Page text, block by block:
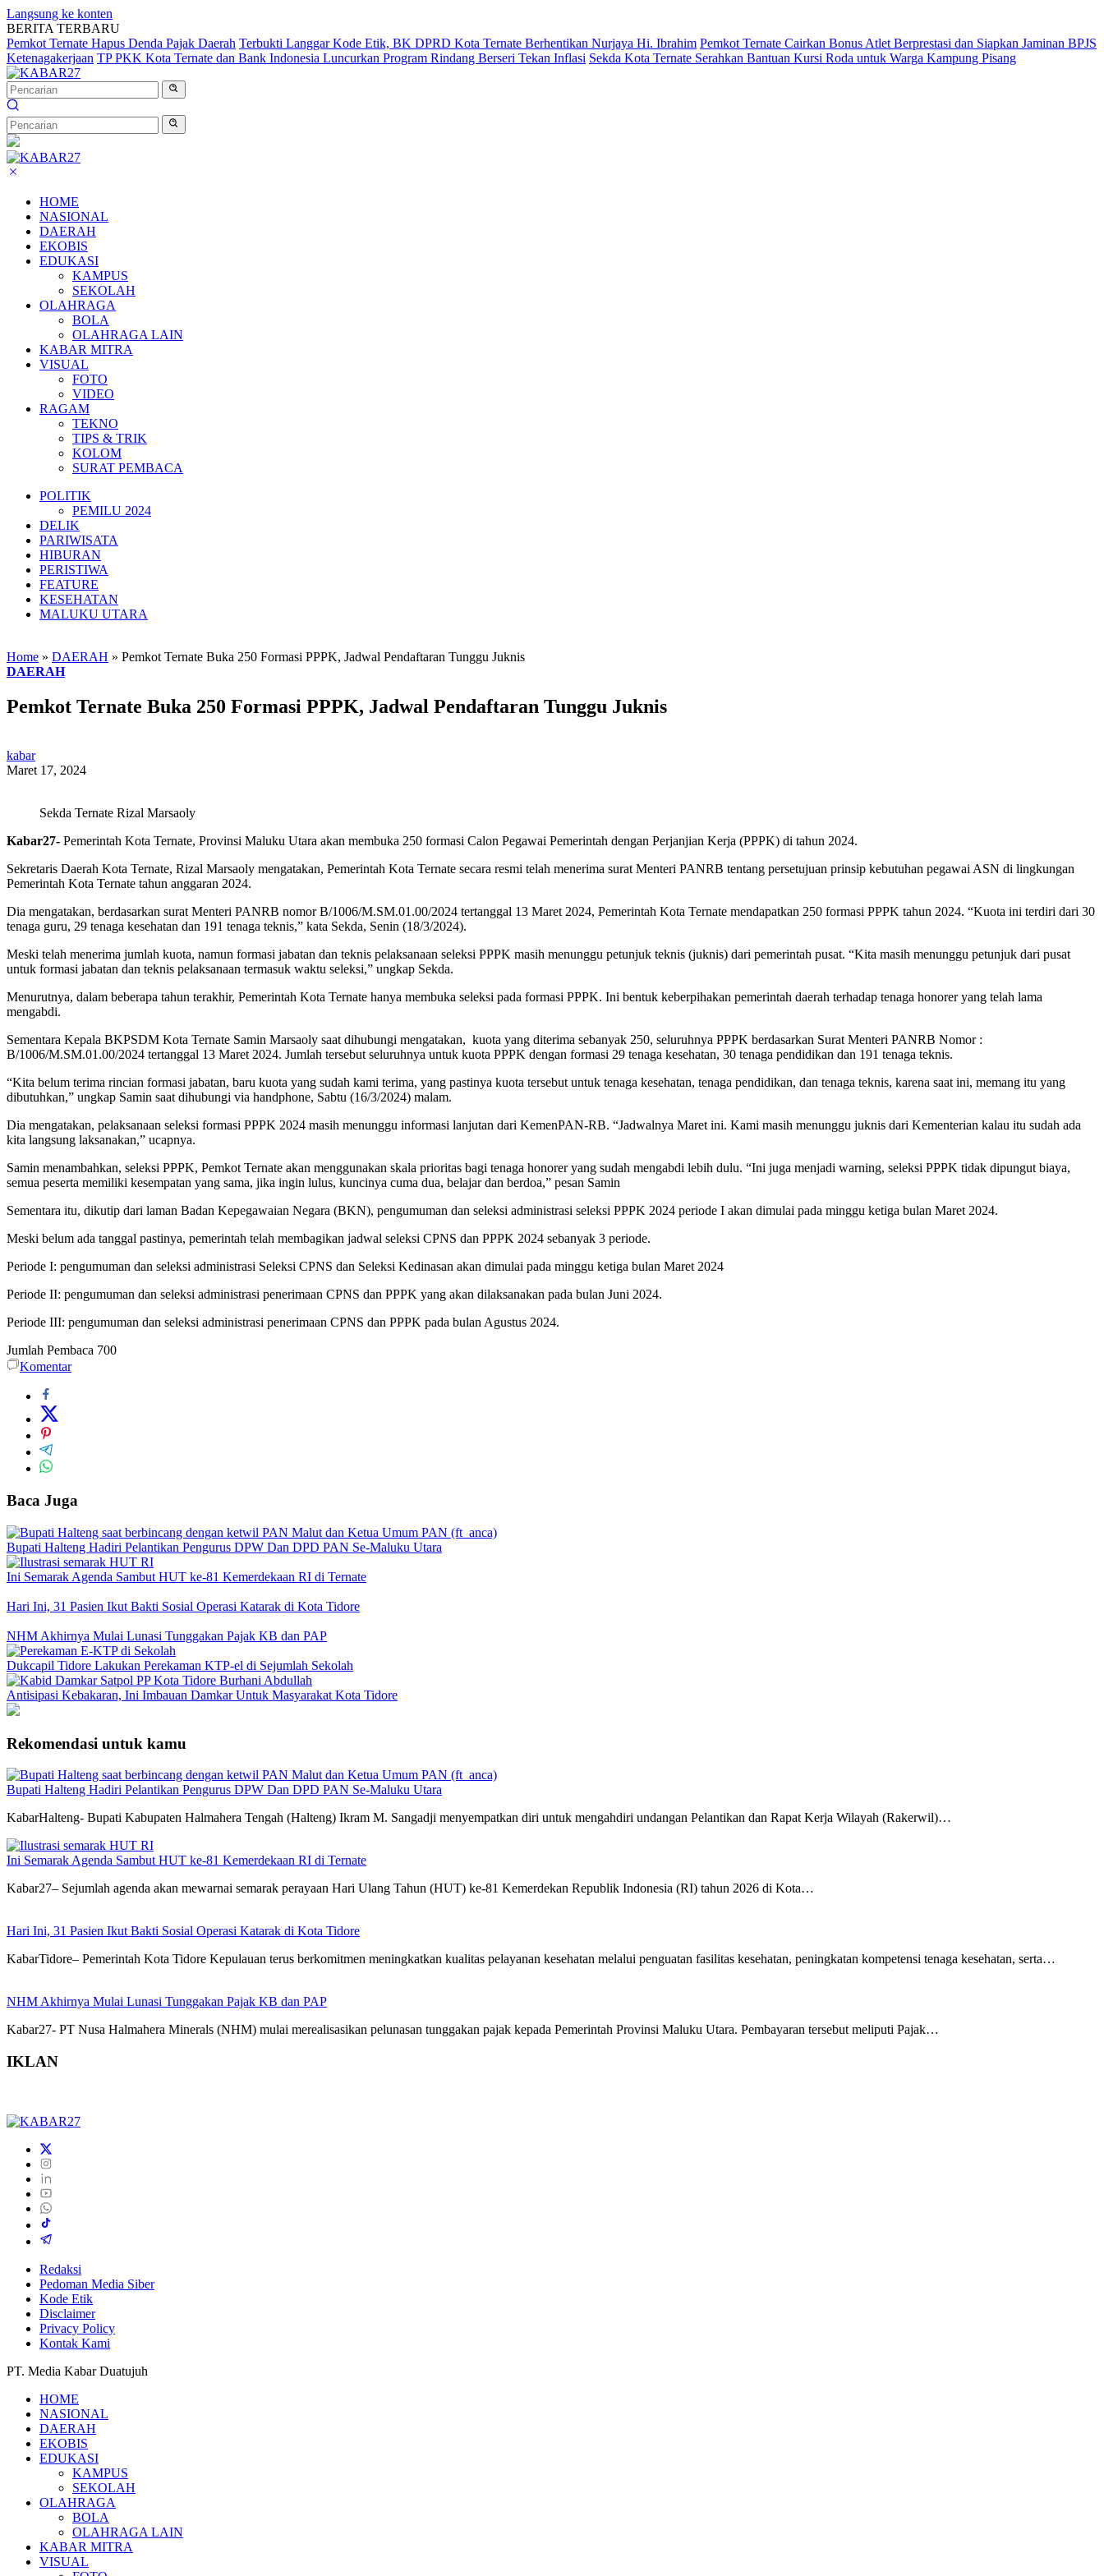
Langsung ke konten
BERITA TERBARU
Pemkot Ternate Hapus Denda Pajak Daerah Terbukti Langgar Kode Etik, BK DPRD Kota Ternate Berhentikan Nurjaya Hi. Ibrahim Pemkot Ternate Cairkan Bonus Atlet Berprestasi dan Siapkan Jaminan BPJS
Ketenagakerjaan TP PKK Kota Ternate dan Bank Indonesia Luncurkan Program Rindang Berseri Tekan Inflasi Sekda Kota Ternate Serahkan Bantuan Kursi Roda untuk Warga Kampung Pisang
HOME
NASIONAL
DAERAH
EKOBIS
EDUKASI
KAMPUS
SEKOLAH
OLAHRAGA
BOLA
OLAHRAGA LAIN
KABAR MITRA
VISUAL
FOTO
VIDEO
RAGAM
TEKNO
TIPS & TRIK
KOLOM
SURAT PEMBACA
POLITIK
PEMILU 2024
DELIK
PARIWISATA
HIBURAN
PERISTIWA
FEATURE
KESEHATAN
MALUKU UTARA
Home » DAERAH » Pemkot Ternate Buka 250 Formasi PPPK, Jadwal Pendaftaran Tunggu Juknis
DAERAH
Pemkot Ternate Buka 250 Formasi PPPK, Jadwal Pendaftaran Tunggu Juknis
kabar
Maret 17, 2024
Sekda Ternate Rizal Marsaoly
Kabar27- Pemerintah Kota Ternate, Provinsi Maluku Utara akan membuka 250 formasi Calon Pegawai Pemerintah dengan Perjanjian Kerja (PPPK) di tahun 2024.
Sekretaris Daerah Kota Ternate, Rizal Marsaoly mengatakan, Pemerintah Kota Ternate secara resmi telah menerima surat Menteri PANRB tentang persetujuan prinsip kebutuhan pegawai ASN di lingkungan
Pemerintah Kota Ternate tahun anggaran 2024.
Dia mengatakan, berdasarkan surat Menteri PANRB nomor B/1006/M.SM.01.00/2024 tertanggal 13 Maret 2024, Pemerintah Kota Ternate mendapatkan 250 formasi PPPK tahun 2024. “Kuota ini terdiri dari 30
tenaga guru, 29 tenaga kesehatan dan 191 tenaga teknis,” kata Sekda, Senin (18/3/2024).
Meski telah menerima jumlah kuota, namun formasi jabatan dan teknis pelaksanaan seleksi PPPK masih menunggu petunjuk teknis (juknis) dari pemerintah pusat. “Kita masih menunggu petunjuk dari pusat
untuk formasi jabatan dan teknis pelaksanaan termasuk waktu seleksi,” ungkap Sekda.
Menurutnya, dalam beberapa tahun terakhir, Pemerintah Kota Ternate hanya membuka seleksi pada formasi PPPK. Ini bentuk keberpihakan pemerintah daerah terhadap tenaga honorer yang telah lama
mengabdi.
Sementara Kepala BKPSDM Kota Ternate Samin Marsaoly saat dihubungi mengatakan, kuota yang diterima sebanyak 250, seluruhnya PPPK berdasarkan Surat Menteri PANRB Nomor :
B/1006/M.SM.01.00/2024 tertanggal 13 Maret 2024. Jumlah tersebut seluruhnya untuk kuota PPPK dengan formasi 29 tenaga kesehatan, 30 tenaga pendidikan dan 191 tenaga teknis.
“Kita belum terima rincian formasi jabatan, baru kuota yang sudah kami terima, yang pastinya kuota tersebut untuk tenaga kesehatan, tenaga pendidikan, dan tenaga teknis, karena saat ini, memang itu yang
dibutuhkan,” ungkap Samin saat dihubungi via handphone, Sabtu (16/3/2024) malam.
Dia mengatakan, pelaksanaan seleksi formasi PPPK 2024 masih menunggu informasi lanjutan dari KemenPAN-RB. “Jadwalnya Maret ini. Kami masih menunggu juknis dari Kementerian kalau itu sudah ada
kita langsung laksanakan,” ucapnya.
Samin menambahkan, seleksi PPPK, Pemkot Ternate akan menggunakan skala prioritas bagi tenaga honorer yang sudah mengabdi lebih dulu. “Ini juga menjadi warning, seleksi PPPK tidak dipungut biaya,
semua peserta memiliki kesempatan yang sama, jika ingin lulus, kuncinya cuma dua, belajar dan berdoa,” pesan Samin
Sementara itu, dikutip dari laman Badan Kepegawaian Negara (BKN), pengumuman dan seleksi administrasi seleksi PPPK 2024 periode I akan dimulai pada minggu ketiga bulan Maret 2024.
Meski belum ada tanggal pastinya, pemerintah telah membagikan jadwal seleksi CPNS dan PPPK 2024 sebanyak 3 periode.
Periode I: pengumuman dan seleksi administrasi Seleksi CPNS dan Seleksi Kedinasan akan dimulai pada minggu ketiga bulan Maret 2024
Periode II: pengumuman dan seleksi administrasi penerimaan CPNS dan PPPK yang akan dilaksanakan pada bulan Juni 2024.
Periode III: pengumuman dan seleksi administrasi penerimaan CPNS dan PPPK pada bulan Agustus 2024.
Jumlah Pembaca 700
Komentar
Baca Juga
Bupati Halteng Hadiri Pelantikan Pengurus DPW Dan DPD PAN Se-Maluku Utara
Ini Semarak Agenda Sambut HUT ke-81 Kemerdekaan RI di Ternate
Hari Ini, 31 Pasien Ikut Bakti Sosial Operasi Katarak di Kota Tidore
NHM Akhirnya Mulai Lunasi Tunggakan Pajak KB dan PAP
Dukcapil Tidore Lakukan Perekaman KTP-el di Sejumlah Sekolah
Antisipasi Kebakaran, Ini Imbauan Damkar Untuk Masyarakat Kota Tidore
Rekomendasi untuk kamu
Bupati Halteng Hadiri Pelantikan Pengurus DPW Dan DPD PAN Se-Maluku Utara
KabarHalteng- Bupati Kabupaten Halmahera Tengah (Halteng) Ikram M. Sangadji menyempatkan diri untuk mengahdiri undangan Pelantikan dan Rapat Kerja Wilayah (Rakerwil)…
Ini Semarak Agenda Sambut HUT ke-81 Kemerdekaan RI di Ternate
Kabar27– Sejumlah agenda akan mewarnai semarak perayaan Hari Ulang Tahun (HUT) ke-81 Kemerdekan Republik Indonesia (RI) tahun 2026 di Kota…
Hari Ini, 31 Pasien Ikut Bakti Sosial Operasi Katarak di Kota Tidore
KabarTidore– Pemerintah Kota Tidore Kepulauan terus berkomitmen meningkatkan kualitas pelayanan kesehatan melalui penguatan fasilitas kesehatan, peningkatan kompetensi tenaga kesehatan, serta…
NHM Akhirnya Mulai Lunasi Tunggakan Pajak KB dan PAP
Kabar27- PT Nusa Halmahera Minerals (NHM) mulai merealisasikan pelunasan tunggakan pajak kepada Pemerintah Provinsi Maluku Utara. Pembayaran tersebut meliputi Pajak…
IKLAN
Redaksi
Pedoman Media Siber
Kode Etik
Disclaimer
Privacy Policy
Kontak Kami
PT. Media Kabar Duatujuh
HOME
NASIONAL
DAERAH
EKOBIS
EDUKASI
KAMPUS
SEKOLAH
OLAHRAGA
BOLA
OLAHRAGA LAIN
KABAR MITRA
VISUAL